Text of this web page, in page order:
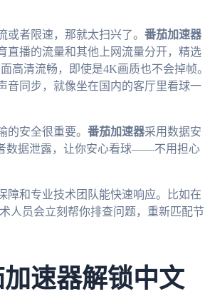
者限速，那就太扫兴了。 番茄加速器
直播的流量和其他上网流量分开，精选
高清流畅，即使是4K画质也不会掉帧。
音同步，就像坐在国内的客厅里看球一
安全很重要。 番茄加速器采用数据安
数据泄露，让你安心看球——不用担心
障和专业技术团队能快速响应。比如在
人员会立刻帮你排查问题，重新匹配节
速器解锁中文